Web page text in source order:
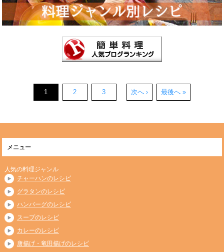
1 2 3 次へ › 最後へ »
メニュー
人気の料理ジャンル
チャーハンのレシピ
グラタンのレシピ
ハンバーグのレシピ
スープのレシピ
カレーのレシピ
唐揚げ・竜田揚げのレシピ